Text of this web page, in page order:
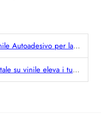
per la Creazione di Insegne
eleva i tuoi progetti creativi